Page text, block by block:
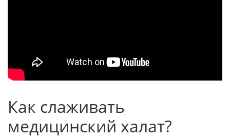
Как слаживать
медицинский халат?